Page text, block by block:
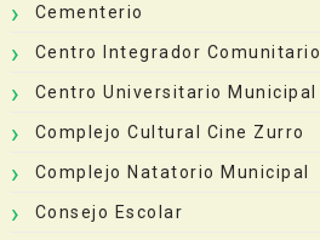
Cementerio
Centro Integrador Comunitario
Centro Universitario Municipal
Complejo Cultural Cine Zurro
Complejo Natatorio Municipal
Consejo Escolar